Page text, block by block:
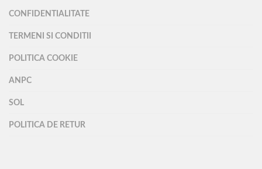
CONFIDENTIALITATE
TERMENI SI CONDITII
POLITICA COOKIE
ANPC
SOL
POLITICA DE RETUR